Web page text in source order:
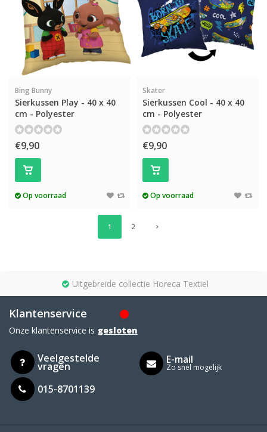
Bing Bunny
Sierkussen Play - 40 x 40
cm - Polyester
€9,90
Op voorraad
Skater
Sierkussen Cool - 40 x 40
cm - Polyester
€9,90
Op voorraad
1 2
Uitgebreide collectie Horeca Textiel
Klantenservice
Onze klantenservice is gesloten
Veelgestelde
vragen
015-8701139
E-mail
Zo snel mogelijk